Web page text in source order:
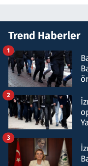
Trend Haberler
1
2
3